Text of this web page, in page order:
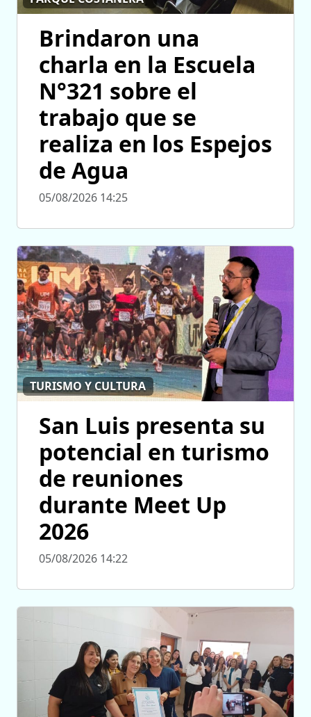
Brindaron una
charla en la Escuela
N°321 sobre el
trabajo que se
realiza en los Espejos
de Agua
05/08/2026 14:25
TURISMO Y CULTURA
San Luis presenta su
potencial en turismo
de reuniones
durante Meet Up
2026
05/08/2026 14:22